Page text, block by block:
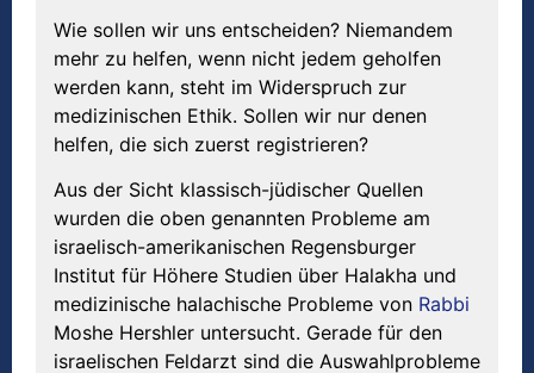
Wie sollen wir uns entscheiden? Niemandem
mehr zu helfen, wenn nicht jedem geholfen
werden kann, steht im Widerspruch zur
medizinischen Ethik. Sollen wir nur denen
helfen, die sich zuerst registrieren?
Aus der Sicht klassisch-jüdischer Quellen
wurden die oben genannten Probleme am
israelisch-amerikanischen Regensburger
Institut für Höhere Studien über Halakha und
medizinische halachische Probleme von Rabbi
Moshe Hershler untersucht. Gerade für den
israelischen Feldarzt sind die Auswahlprobleme